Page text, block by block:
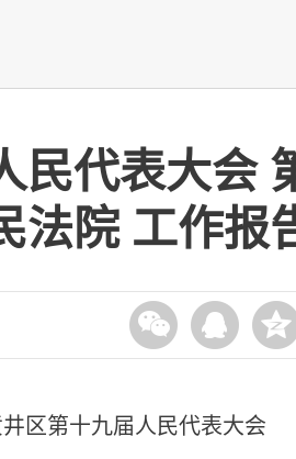
民代表大会
法院 工作报
井区第十九届人民代表大会